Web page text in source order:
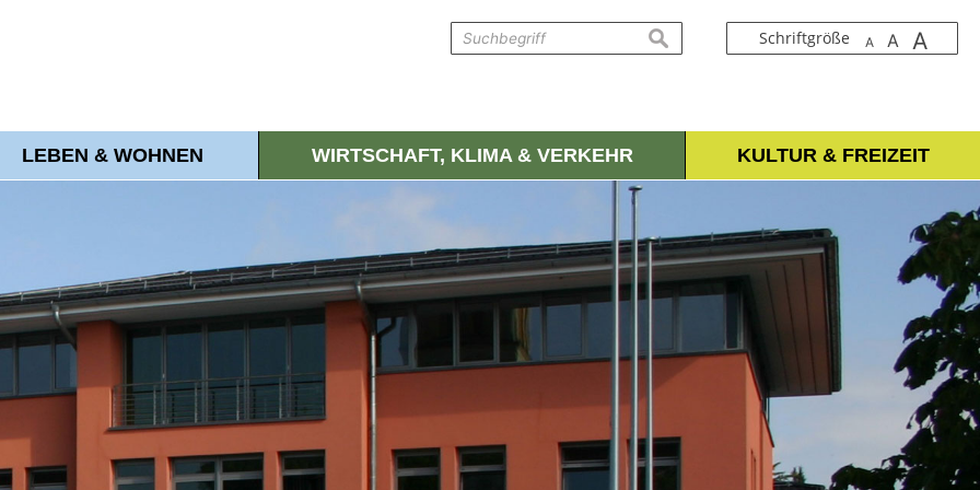
Schriftgröße A A A
suchen
LEBEN & WOHNEN WIRTSCHAFT, KLIMA & VERKEHR KULTUR & FREIZEIT